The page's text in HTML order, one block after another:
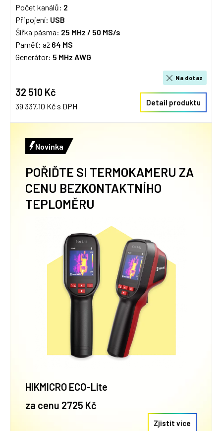
Počet kanálů: 2
Připojení: USB
Šířka pásma: 25 MHz / 50 MS/s
Paměť: až 64 MS
Generátor: 5 MHz AWG
32 510 Kč
39 337,10 Kč s DPH
Na dotaz
Detail produktu
Novinka
POŘIĎTE SI TERMOKAMERU ZA
CENU BEZKONTAKTNÍHO
TEPLOMĚRU
HIKMICRO ECO-Lite
za cenu 2725 Kč
Zjistit více